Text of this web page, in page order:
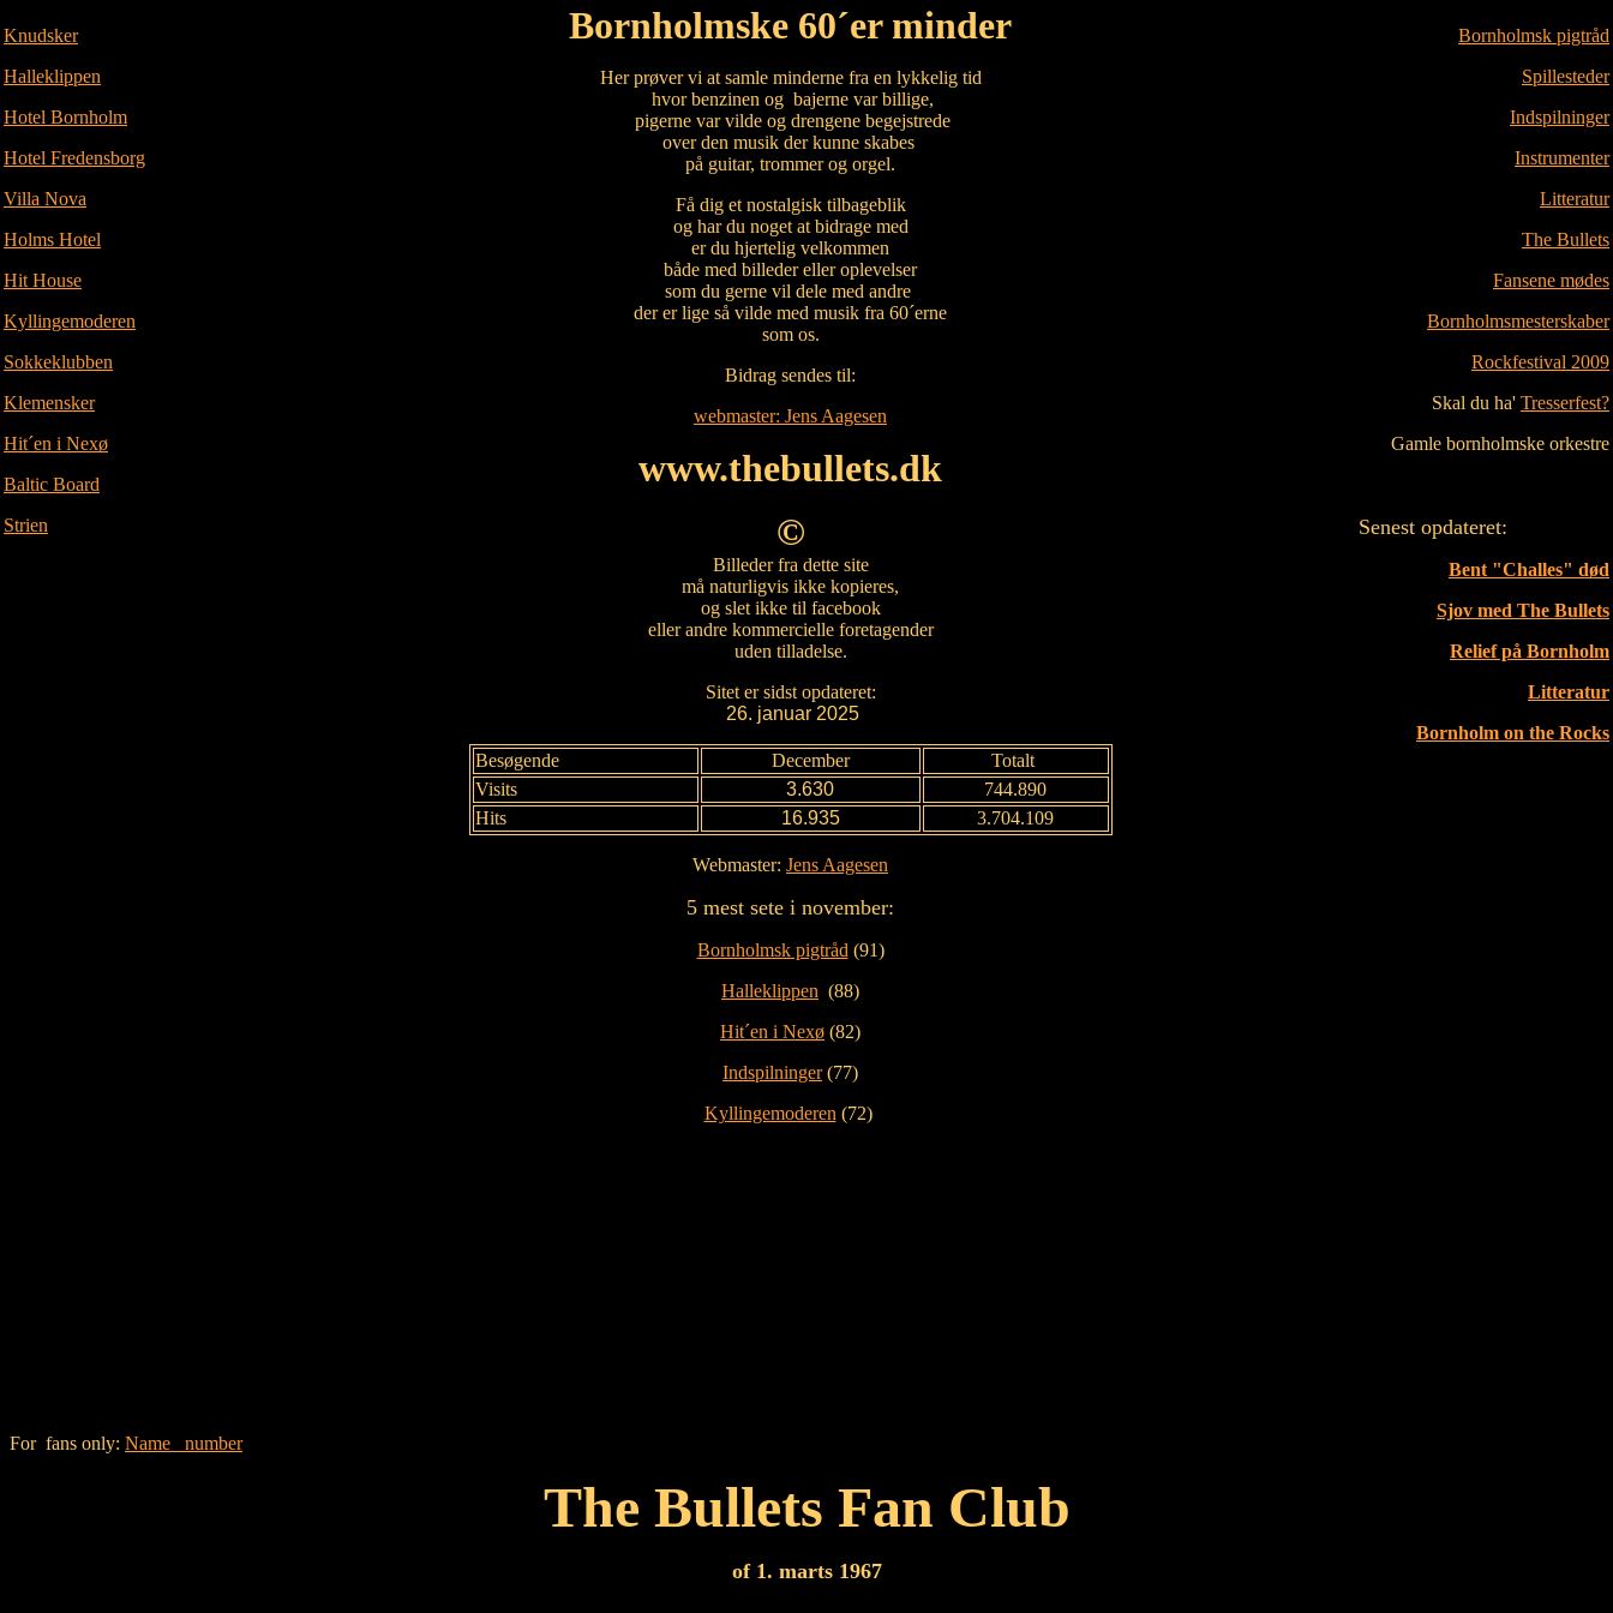
Knudsker
Halleklippen
Hotel Bornholm
Hotel Fredensborg
Villa Nova
Holms Hotel
Hit House
Kyllingemoderen
Sokkeklubben
Klemensker
Hit´en i Nexø
Baltic Board
Strien
Bornholmske 60´er minder
Her prøver vi at samle minderne fra en lykkelig tid
hvor benzinen og bajerne var billige,
pigerne var vilde og drengene begejstrede
over den musik der kunne skabes
på guitar, trommer og orgel.
Få dig et nostalgisk tilbageblik
og har du noget at bidrage med
er du hjertelig velkommen
både med billeder eller oplevelser
som du gerne vil dele med andre
der er lige så vilde med musik fra 60´erne
som os.
Bidrag sendes til:
webmaster: Jens Aagesen
www.thebullets.dk
©
Billeder fra dette site
må naturligvis ikke kopieres,
og slet ikke til facebook
eller andre kommercielle foretagender
uden tilladelse.
Sitet er sidst opdateret:
26. januar 2025
Besøgende December
Totalt
Visits
3.630
744.890
Hits
16.935 3.704.109
Webmaster: Jens Aagesen
5 mest sete i november:
Bornholmsk pigtråd (91)
Halleklippen (88)
Hit´en i Nexø (82)
Indspilninger(77)
Kyllingemoderen (72)
Bornholmsk pigtråd
Spillesteder
Indspilninger
Instrumenter
Litteratur
The Bullets
Fansene mødes
Bornholmsmesterskaber
Rockfestival 2009
Skal du ha' Tresserfest?
Gamle bornholmske orkestre
Senest opdateret:
Bent "Challes" død
Sjov med The Bullets
Relief på Bornholm
Litteratur
Bornholm on the Rocks
For fans only: Name number
The Bullets Fan Club
of 1. marts 1967